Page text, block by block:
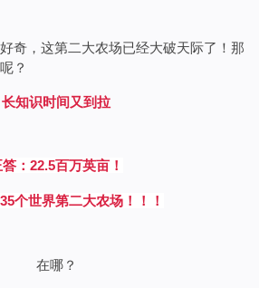
奇，这第二大农场已经大破天际了！那
？
长知识时间又到拉
：22.5百万英亩！
个世界第二大农场！！！
在哪？